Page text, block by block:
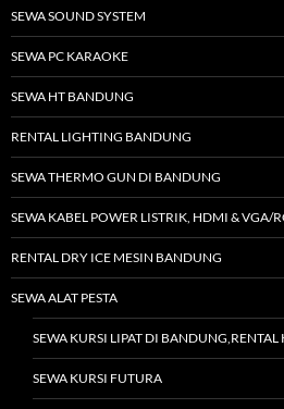
SEWA SOUND SYSTEM
SEWA PC KARAOKE
SEWA HT BANDUNG
RENTAL LIGHTING BANDUNG
SEWA THERMO GUN DI BANDUNG
SEWA KABEL POWER LISTRIK, HDMI & VGA/
RENTAL DRY ICE MESIN BANDUNG
SEWA ALAT PESTA
SEWA KURSI LIPAT DI
SEWA KURSI FUTURA